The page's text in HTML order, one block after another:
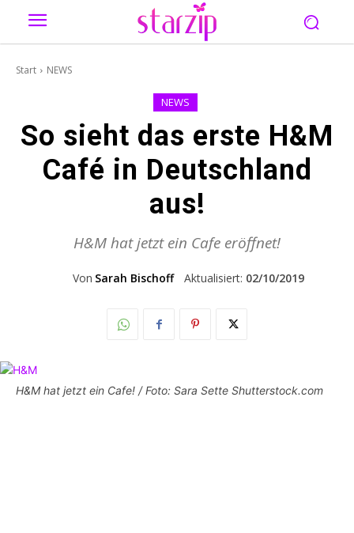
Start NEWS
NEWS
So sieht das erste H&M
Café in Deutschland
aus!
H&M hat jetzt ein Cafe eröffnet!
Von Sarah Bischoff Aktualisiert: 02/10/2019
H&M hat jetzt ein Cafe! / Foto: Sara Sette Shutterstock.com